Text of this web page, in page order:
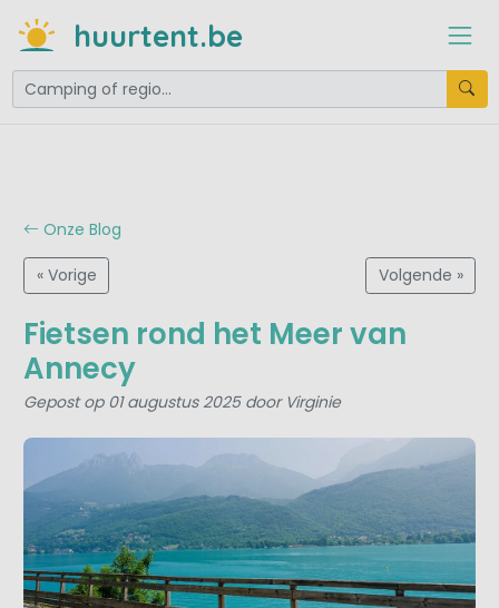
huurtent.be
Onze Blog
« Vorige Volgende »
Fietsen rond het Meer van
Annecy
Gepost op 01 augustus 2025 door Virginie